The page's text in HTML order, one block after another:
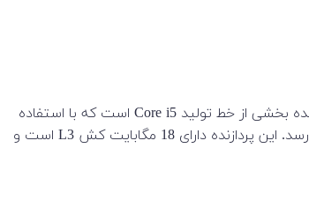
پردازنده Intel Core i5-13500H که در این لپ تاپ به کار رفته یک پردازنده مخصوص لپ تاپ با 12 هسته است که در 2023 معرفی شده است. این پردازنده بخشی از خط تولید Core i5 است که با استفاده
از معماری Raptor Lake و ساخته شده است. به لطف فناوری Intel Hyper-Threading، تعداد هسته ها به طور موثر دو برابر می شود، و به 16 Thread می‌رسد. این پردازنده دارای 18 مگابایت کش L3 است و